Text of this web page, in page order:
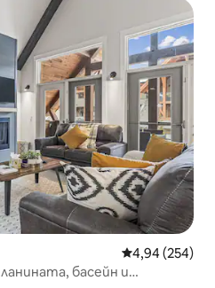
Средна
4,94 (254)
басейн и